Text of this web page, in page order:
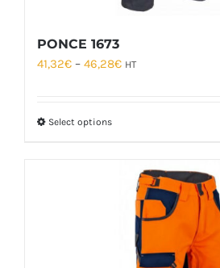
PONCE 1673
41,32€ – 46,28€ HT
Select options